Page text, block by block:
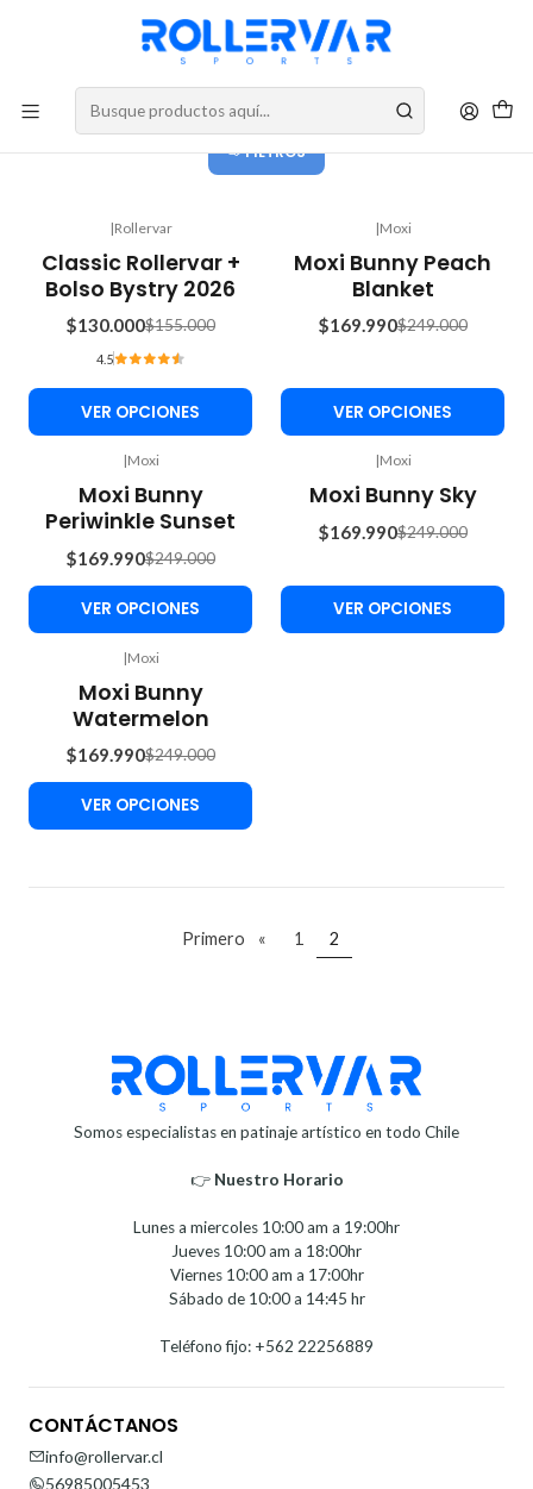
DESPACHOS A TODO CHILE
Ofertas 💛
FILTROS
OFF
|Rollervar
Classic Rollervar +
Bolso Bystry 2026
$130.000$155.000
4.5
VER OPCIONES
OFF
|Moxi
Moxi Bunny Peach
Blanket
$169.990$249.000
VER OPCIONES
|Moxi
Moxi Bunny
Periwinkle Sunset
$169.990$249.000
VER OPCIONES
OFF
|Moxi
Moxi Bunny Sky
$169.990$249.000
VER OPCIONES
|Moxi
Moxi Bunny
Watermelon
$169.990$249.000
VER OPCIONES
Primero « 1 2
Somos especialistas en patinaje artístico en todo Chile
👉 Nuestro Horario⁣⁣
Lunes a miercoles 10:00 am a 19:00hr
Jueves 10:00 am a 18:00hr
Viernes 10:00 am a 17:00hr
Sábado de 10:00 a 14:45 hr
Teléfono fijo: +562 22256889
CONTÁCTANOS
info@rollervar.cl
56985005453